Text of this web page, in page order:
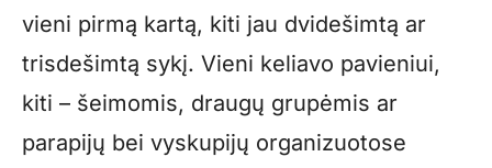
vieni pirmą kartą, kiti jau dvidešimtą ar
trisdešimtą sykį. Vieni keliavo pavieniui,
kiti – šeimomis, draugų grupėmis ar
parapijų bei vyskupijų organizuotose